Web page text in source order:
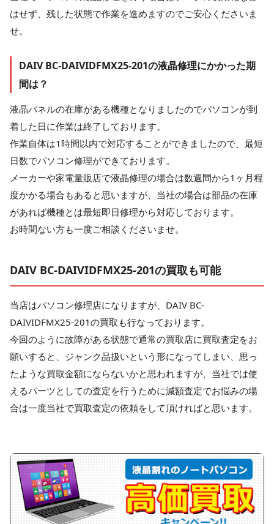
はせず、残した状態で作業を進めますのでご安心くださいま
せ。
DAIV BC-DAIVIDFMX25-201の液晶修理にかかった期
間は？
液晶パネルの在庫がある機種となりましたのでパソコンが到
着した日に作業は終了しております。
作業自体は1時間以内で対応することができましたので、最短
日数でパソコン修理ができております。
メーカーや家電量販店で液晶修理の場合は数週間から1ヶ月程
度かかる場合もあると思いますが、当社の場合は部品の在庫
があれば機種とは最短即日修理から対応しております。
お時間ない方も一度ご相談くださいませ。
DAIV BC-DAIVIDFMX25-201の買取も可能
当店はパソコン修理店になりますが、DAIV BC-
DAIVIDFMX25-201の買取も行なっております。
今回のように故障がある状態で通常の買取店に買取査定をお
願いすると、ジャンク品扱いという形になってしまい、思っ
たような買取金額にならないかと思われますが、当社では使
えるパーツとしての査定を行うために減額査定でお悩みの場
合は一度当社で買取査定の依頼をして頂ければと思います。